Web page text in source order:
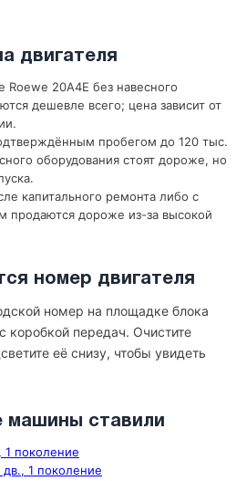
двигателя
20A4E без навесного
дешевле всего; цена зависит от
пробегом до 120 тыс.
оборудования стоят дороже, но
капитального ремонта либо с
продаются дороже из-за высокой
номер двигателя
номер на площадке блока
коробкой передач. Очистите
её снизу, чтобы увидеть
машины ставили
1 поколение
1 поколение